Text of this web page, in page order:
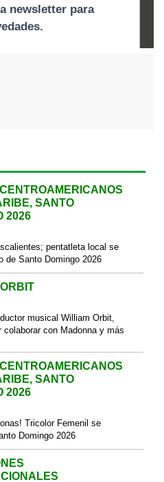
SANTO
2026
pentatleta local se
de Santo Domingo 2026
musical William Orbit,
colaborar con Madonna y más
SANTO
2026
Tricolor Femenil se
Domingo 2026